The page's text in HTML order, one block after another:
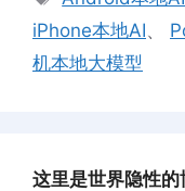
签
iPhone本地AI、
机本地大模型
这里是世界隐性的